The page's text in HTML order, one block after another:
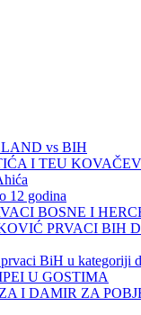
vs BIH
I TEU
12 godina
BOSNE I
PRVACI BIH
BiH u kategoriji
U GOSTIMA
I DAMIR ZA